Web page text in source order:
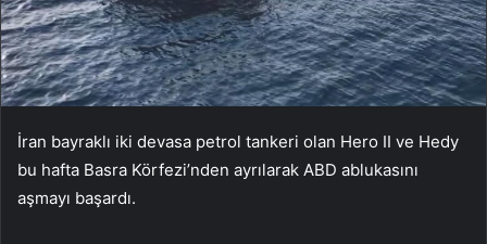
İran bayraklı iki devasa petrol tankeri olan Hero II ve Hedy
bu hafta Basra Körfezi’nden ayrılarak ABD ablukasını
aşmayı başardı.